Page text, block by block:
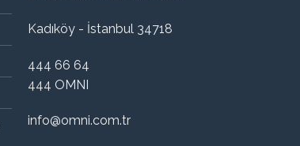
Kadıköy - İstanbul 34718
444 66 64
444 OMNI
info@omni.com.tr